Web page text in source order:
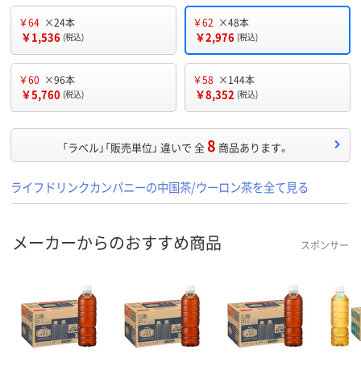
￥64 ×24本
￥1,536 (税込)
￥62 ×48本
￥2,976 (税込)
￥60 ×96本
￥5,760 (税込)
￥58 ×144本
￥8,352 (税込)
「ラベル」「販売単位」 違いで 全8 商品あります。
ライフドリンクカンパニーの中国茶/ウーロン茶を全て見る
メーカーからのおすすめ商品 スポンサー